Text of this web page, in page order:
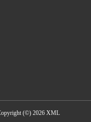
(©) 2026 XML